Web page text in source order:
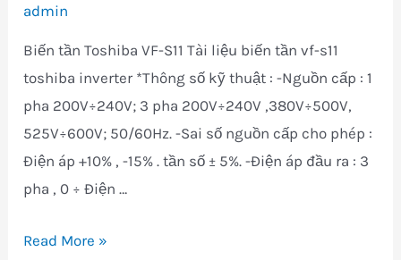
admin
Biến tần Toshiba VF-S11 Tài liệu biến tần vf-s11
toshiba inverter *Thông số kỹ thuật : -Nguồn cấp : 1
pha 200V÷240V; 3 pha 200V÷240V ,380V÷500V,
525V÷600V; 50/60Hz. -Sai số nguồn cấp cho phép :
Điện áp +10% , -15% . tần số ± 5%. -Điện áp đầu ra : 3
pha , 0 ÷ Điện …
Biến
Read More »